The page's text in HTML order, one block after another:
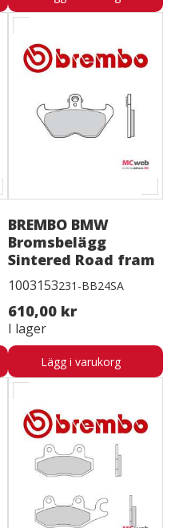
BREMBO BMW
Bromsbelägg
Sintered Road fram
1003153231-BB24SA
610,00 kr
I lager
Lägg i varukorg